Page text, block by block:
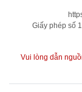
Giấy phép số
Vui lòng dẫn